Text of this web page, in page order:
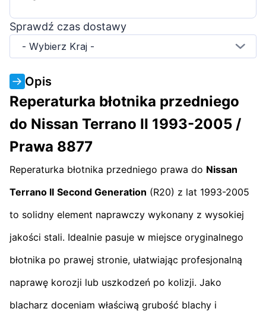
Sprawdź czas dostawy
- Wybierz Kraj -
Opis
Reperaturka błotnika przedniego
do Nissan Terrano II 1993-2005 /
Prawa 8877
Reperaturka błotnika przedniego prawa do Nissan
Terrano II Second Generation (R20) z lat 1993-2005
to solidny element naprawczy wykonany z wysokiej
jakości stali. Idealnie pasuje w miejsce oryginalnego
błotnika po prawej stronie, ułatwiając profesjonalną
naprawę korozji lub uszkodzeń po kolizji. Jako
blacharz doceniam właściwą grubość blachy i